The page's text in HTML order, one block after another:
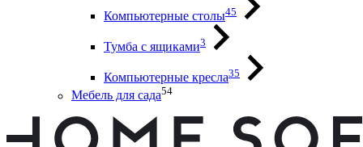
Компьютерные столы45
Тумба с ящиками3
Компьютерные кресла35
Мебель для сада54